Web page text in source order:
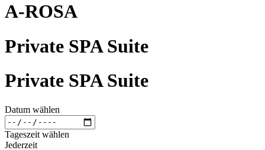
A-ROSA
Private SPA Suite
Private SPA Suite
Datum wählen
Tageszeit wählen
Jederzeit